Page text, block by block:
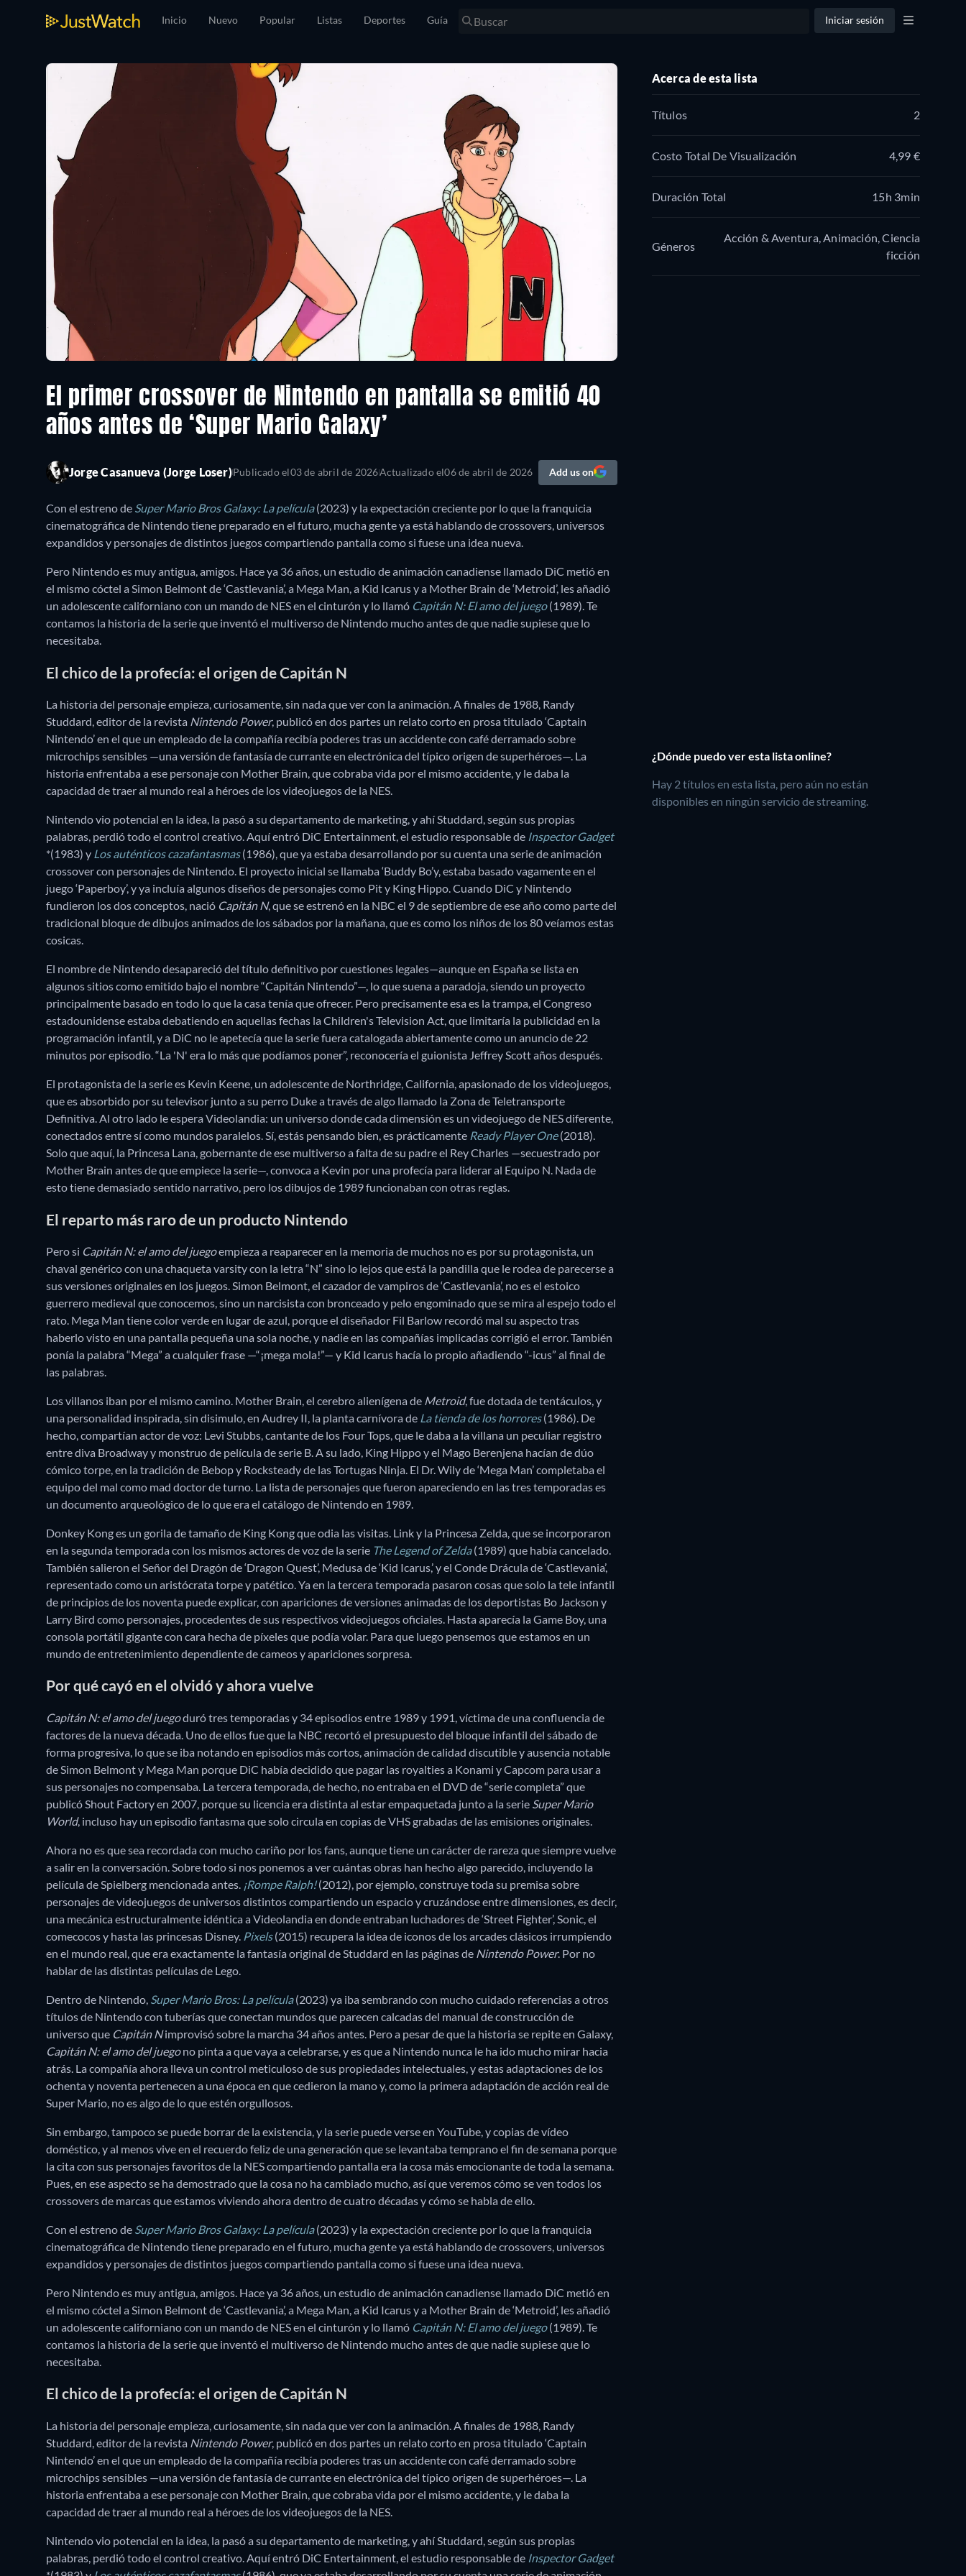
Inicio Nuevo Popular Listas Deportes Guía Iniciar sesión
El primer crossover de Nintendo en pantalla se emitió 40
años antes de ‘Super Mario Galaxy’
Jorge Casanueva (Jorge Loser)Publicado el03 de abril de 2026Actualizado el06 de abril de 2026 Add us on
Con el estreno de Super Mario Bros Galaxy: La película(2023) y la expectación creciente por lo que la franquicia
cinematográfica de Nintendo tiene preparado en el futuro, mucha gente ya está hablando de crossovers, universos
expandidos y personajes de distintos juegos compartiendo pantalla como si fuese una idea nueva.
Pero Nintendo es muy antigua, amigos. Hace ya 36 años, un estudio de animación canadiense llamado DiC metió en
el mismo cóctel a Simon Belmont de ‘Castlevania’, a Mega Man, a Kid Icarus y a Mother Brain de ‘Metroid’, les añadió
un adolescente californiano con un mando de NES en el cinturón y lo llamó Capitán N: El amo del juego(1989). Te
contamos la historia de la serie que inventó el multiverso de Nintendo mucho antes de que nadie supiese que lo
necesitaba.
El chico de la profecía: el origen de Capitán N
La historia del personaje empieza, curiosamente, sin nada que ver con la animación. A finales de 1988, Randy
Studdard, editor de la revista Nintendo Power, publicó en dos partes un relato corto en prosa titulado ‘Captain
Nintendo’ en el que un empleado de la compañía recibía poderes tras un accidente con café derramado sobre
microchips sensibles —una versión de fantasía de currante en electrónica del típico origen de superhéroes—. La
historia enfrentaba a ese personaje con Mother Brain, que cobraba vida por el mismo accidente, y le daba la
capacidad de traer al mundo real a héroes de los videojuegos de la NES.
Nintendo vio potencial en la idea, la pasó a su departamento de marketing, y ahí Studdard, según sus propias
palabras, perdió todo el control creativo. Aquí entró DiC Entertainment, el estudio responsable de Inspector Gadget
*(1983) y Los auténticos cazafantasmas(1986), que ya estaba desarrollando por su cuenta una serie de animación
crossover con personajes de Nintendo. El proyecto inicial se llamaba ‘Buddy Bo’y, estaba basado vagamente en el
juego ‘Paperboy’, y ya incluía algunos diseños de personajes como Pit y King Hippo. Cuando DiC y Nintendo
fundieron los dos conceptos, nació Capitán N, que se estrenó en la NBC el 9 de septiembre de ese año como parte del
tradicional bloque de dibujos animados de los sábados por la mañana, que es como los niños de los 80 veíamos estas
cosicas.
El nombre de Nintendo desapareció del título definitivo por cuestiones legales—aunque en España se lista en
algunos sitios como emitido bajo el nombre “Capitán Nintendo”—, lo que suena a paradoja, siendo un proyecto
principalmente basado en todo lo que la casa tenía que ofrecer. Pero precisamente esa es la trampa, el Congreso
estadounidense estaba debatiendo en aquellas fechas la Children's Television Act, que limitaría la publicidad en la
programación infantil, y a DiC no le apetecía que la serie fuera catalogada abiertamente como un anuncio de 22
minutos por episodio. “La 'N' era lo más que podíamos poner”, reconocería el guionista Jeffrey Scott años después.
El protagonista de la serie es Kevin Keene, un adolescente de Northridge, California, apasionado de los videojuegos,
que es absorbido por su televisor junto a su perro Duke a través de algo llamado la Zona de Teletransporte
Definitiva. Al otro lado le espera Videolandia: un universo donde cada dimensión es un videojuego de NES diferente,
conectados entre sí como mundos paralelos. Sí, estás pensando bien, es prácticamente Ready Player One(2018).
Solo que aquí, la Princesa Lana, gobernante de ese multiverso a falta de su padre el Rey Charles —secuestrado por
Mother Brain antes de que empiece la serie—, convoca a Kevin por una profecía para liderar al Equipo N. Nada de
esto tiene demasiado sentido narrativo, pero los dibujos de 1989 funcionaban con otras reglas.
El reparto más raro de un producto Nintendo
Pero si Capitán N: el amo del juegoempieza a reaparecer en la memoria de muchos no es por su protagonista, un
chaval genérico con una chaqueta varsity con la letra “N” sino lo lejos que está la pandilla que le rodea de parecerse a
sus versiones originales en los juegos. Simon Belmont, el cazador de vampiros de ‘Castlevania’, no es el estoico
guerrero medieval que conocemos, sino un narcisista con bronceado y pelo engominado que se mira al espejo todo el
rato. Mega Man tiene color verde en lugar de azul, porque el diseñador Fil Barlow recordó mal su aspecto tras
haberlo visto en una pantalla pequeña una sola noche, y nadie en las compañías implicadas corrigió el error. También
ponía la palabra “Mega” a cualquier frase —“¡mega mola!”— y Kid Icarus hacía lo propio añadiendo “-icus” al final de
las palabras.
Los villanos iban por el mismo camino. Mother Brain, el cerebro alienígena de Metroid, fue dotada de tentáculos, y
una personalidad inspirada, sin disimulo, en Audrey II, la planta carnívora de La tienda de los horrores(1986). De
hecho, compartían actor de voz: Levi Stubbs, cantante de los Four Tops, que le daba a la villana un peculiar registro
entre diva Broadway y monstruo de película de serie B. A su lado, King Hippo y el Mago Berenjena hacían de dúo
cómico torpe, en la tradición de Bebop y Rocksteady de las Tortugas Ninja. El Dr. Wily de ‘Mega Man’ completaba el
equipo del mal como mad doctor de turno. La lista de personajes que fueron apareciendo en las tres temporadas es
un documento arqueológico de lo que era el catálogo de Nintendo en 1989.
Donkey Kong es un gorila de tamaño de King Kong que odia las visitas. Link y la Princesa Zelda, que se incorporaron
en la segunda temporada con los mismos actores de voz de la serie The Legend of Zelda(1989) que había cancelado.
También salieron el Señor del Dragón de ‘Dragon Quest’, Medusa de ‘Kid Icarus,’ y el Conde Drácula de ‘Castlevania’,
representado como un aristócrata torpe y patético. Ya en la tercera temporada pasaron cosas que solo la tele infantil
de principios de los noventa puede explicar, con apariciones de versiones animadas de los deportistas Bo Jackson y
Larry Bird como personajes, procedentes de sus respectivos videojuegos oficiales. Hasta aparecía la Game Boy, una
consola portátil gigante con cara hecha de píxeles que podía volar. Para que luego pensemos que estamos en un
mundo de entretenimiento dependiente de cameos y apariciones sorpresa.
Por qué cayó en el olvidó y ahora vuelve
Capitán N: el amo del juegoduró tres temporadas y 34 episodios entre 1989 y 1991, víctima de una confluencia de
factores de la nueva década. Uno de ellos fue que la NBC recortó el presupuesto del bloque infantil del sábado de
forma progresiva, lo que se iba notando en episodios más cortos, animación de calidad discutible y ausencia notable
de Simon Belmont y Mega Man porque DiC había decidido que pagar las royalties a Konami y Capcom para usar a
sus personajes no compensaba. La tercera temporada, de hecho, no entraba en el DVD de “serie completa” que
publicó Shout Factory en 2007, porque su licencia era distinta al estar empaquetada junto a la serie Super Mario
World, incluso hay un episodio fantasma que solo circula en copias de VHS grabadas de las emisiones originales.
Ahora no es que sea recordada con mucho cariño por los fans, aunque tiene un carácter de rareza que siempre vuelve
a salir en la conversación. Sobre todo si nos ponemos a ver cuántas obras han hecho algo parecido, incluyendo la
película de Spielberg mencionada antes. ¡Rompe Ralph!(2012), por ejemplo, construye toda su premisa sobre
personajes de videojuegos de universos distintos compartiendo un espacio y cruzándose entre dimensiones, es decir,
una mecánica estructuralmente idéntica a Videolandia en donde entraban luchadores de ‘Street Fighter’, Sonic, el
comecocos y hasta las princesas Disney. Pixels(2015) recupera la idea de iconos de los arcades clásicos irrumpiendo
en el mundo real, que era exactamente la fantasía original de Studdard en las páginas de Nintendo Power. Por no
hablar de las distintas películas de Lego.
Dentro de Nintendo, Super Mario Bros: La película(2023) ya iba sembrando con mucho cuidado referencias a otros
títulos de Nintendo con tuberías que conectan mundos que parecen calcadas del manual de construcción de
universo que Capitán Nimprovisó sobre la marcha 34 años antes. Pero a pesar de que la historia se repite en Galaxy,
Capitán N: el amo del juegono pinta a que vaya a celebrarse, y es que a Nintendo nunca le ha ido mucho mirar hacia
atrás. La compañía ahora lleva un control meticuloso de sus propiedades intelectuales, y estas adaptaciones de los
ochenta y noventa pertenecen a una época en que cedieron la mano y, como la primera adaptación de acción real de
Super Mario, no es algo de lo que estén orgullosos.
Sin embargo, tampoco se puede borrar de la existencia, y la serie puede verse en YouTube, y copias de vídeo
doméstico, y al menos vive en el recuerdo feliz de una generación que se levantaba temprano el fin de semana porque
la cita con sus personajes favoritos de la NES compartiendo pantalla era la cosa más emocionante de toda la semana.
Pues, en ese aspecto se ha demostrado que la cosa no ha cambiado mucho, así que veremos cómo se ven todos los
crossovers de marcas que estamos viviendo ahora dentro de cuatro décadas y cómo se habla de ello.
Con el estreno de Super Mario Bros Galaxy: La película(2023) y la expectación creciente por lo que la franquicia
cinematográfica de Nintendo tiene preparado en el futuro, mucha gente ya está hablando de crossovers, universos
expandidos y personajes de distintos juegos compartiendo pantalla como si fuese una idea nueva.
Pero Nintendo es muy antigua, amigos. Hace ya 36 años, un estudio de animación canadiense llamado DiC metió en
el mismo cóctel a Simon Belmont de ‘Castlevania’, a Mega Man, a Kid Icarus y a Mother Brain de ‘Metroid’, les añadió
un adolescente californiano con un mando de NES en el cinturón y lo llamó Capitán N: El amo del juego(1989). Te
contamos la historia de la serie que inventó el multiverso de Nintendo mucho antes de que nadie supiese que lo
necesitaba.
El chico de la profecía: el origen de Capitán N
La historia del personaje empieza, curiosamente, sin nada que ver con la animación. A finales de 1988, Randy
Studdard, editor de la revista Nintendo Power, publicó en dos partes un relato corto en prosa titulado ‘Captain
Nintendo’ en el que un empleado de la compañía recibía poderes tras un accidente con café derramado sobre
microchips sensibles —una versión de fantasía de currante en electrónica del típico origen de superhéroes—. La
historia enfrentaba a ese personaje con Mother Brain, que cobraba vida por el mismo accidente, y le daba la
capacidad de traer al mundo real a héroes de los videojuegos de la NES.
Nintendo vio potencial en la idea, la pasó a su departamento de marketing, y ahí Studdard, según sus propias
palabras, perdió todo el control creativo. Aquí entró DiC Entertainment, el estudio responsable de Inspector Gadget
Acerca de esta lista
Títulos 2
Costo Total De Visualización 4,99 €
Duración Total 15h 3min
Géneros
Acción & Aventura, Animación, Ciencia
ficción
¿Dónde puedo ver esta lista online?
Hay 2 títulos en esta lista, pero aún no están
disponibles en ningún servicio de streaming.